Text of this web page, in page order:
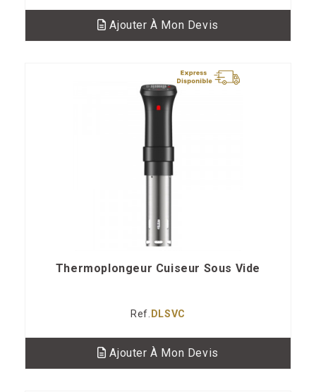
Ajouter À Mon Devis
Thermoplongeur Cuiseur Sous Vide
Ref. DLSVC
Ajouter À Mon Devis